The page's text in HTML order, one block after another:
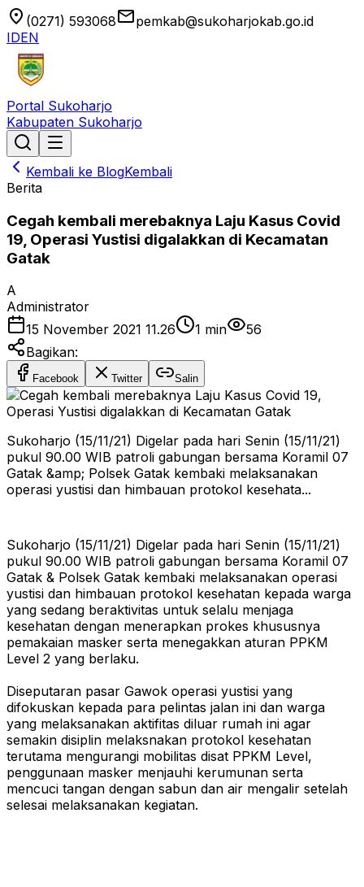
location_on (0271) 593068emailpemkab@sukoharjokab.go.id
IDEN
Portal Sukoharjo
Kabupaten Sukoharjo
Kembali ke BlogKembali
Berita
Cegah kembali merebaknya Laju Kasus Covid
19, Operasi Yustisi digalakkan di Kecamatan
Gatak
A
Administrator
15 November 2021 11.26
1 min
56
Bagikan:
Facebook Twitter Salin
Sukoharjo (15/11/21) Digelar pada hari Senin (15/11/21)
pukul 90.00 WIB patroli gabungan bersama Koramil 07
Gatak &amp; Polsek Gatak kembaki melaksanakan
operasi yustisi dan himbauan protokol kesehata...
Sukoharjo (15/11/21) Digelar pada hari Senin (15/11/21)
pukul 90.00 WIB patroli gabungan bersama Koramil 07
Gatak & Polsek Gatak kembaki melaksanakan operasi
yustisi dan himbauan protokol kesehatan kepada warga
yang sedang beraktivitas untuk selalu menjaga
kesehatan dengan menerapkan prokes khususnya
pemakaian masker serta menegakkan aturan PPKM
Level 2 yang berlaku.
Diseputaran pasar Gawok operasi yustisi yang
difokuskan kepada para pelintas jalan ini dan warga
yang melaksanakan aktifitas diluar rumah ini agar
semakin disiplin melaksnakan protokol kesehatan
terutama mengurangi mobilitas disat PPKM Level,
penggunaan masker menjauhi kerumunan serta
mencuci tangan dengan sabun dan air mengalir setelah
selesai melaksanakan kegiatan.